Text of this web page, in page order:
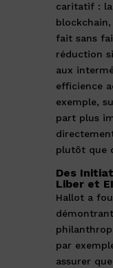
caritatif : la
fait sans
réduction
aux
efficience
exemple,
part plus
plutôt que
Des
Liber et
Hallot a
par
assurer